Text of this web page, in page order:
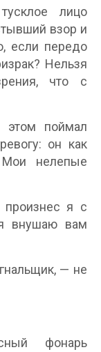
лицо
взор и
если передо
Нельзя
что с
этом поймал
он как
Мои нелепые
я с
внушаю вам
— не
фонарь